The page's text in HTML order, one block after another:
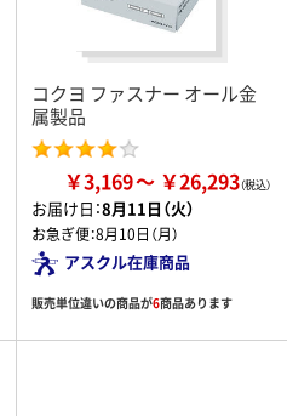
コクヨ ファスナー オール金
属製品
￥3,169 ￥26,293
お届け日：8月11日（火）
お急ぎ便：8月10日（月）
アスクル在庫商品
販売単位違いの商品が6商品あります